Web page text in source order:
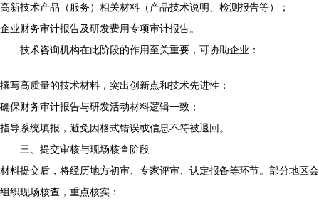
高新技术产品（服务）相关材料（产品技术说明、检测报告等）；
企业财务审计报告及研发费用专项审计报告。
技术咨询机构在此阶段的作用至关重要，可协助企业：
撰写高质量的技术材料，突出创新点和技术先进性；
确保财务审计报告与研发活动材料逻辑一致；
指导系统填报，避免因格式错误或信息不符被退回。
三、提交审核与现场核查阶段
材料提交后，将经历地方初审、专家评审、认定报备等环节。部分地区会
组织现场核查，重点核实：